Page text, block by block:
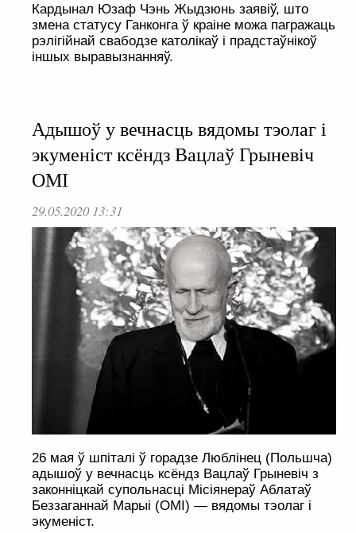
Кардынал Юзаф Чэнь Жыдзюнь заявіў, што
змена статусу Ганконга ў краіне можа пагражаць
рэлігійнай свабодзе католікаў і прадстаўнікоў
іншых выравызнанняў.
Адышоў у вечнасць вядомы тэолаг і
экуменіст ксёндз Вацлаў Грыневіч
ОМІ
29.05.2020 13:31
26 мая ў шпіталі ў горадзе Люблінец (Польшча)
адышоў у вечнасць ксёндз Вацлаў Грыневіч з
законніцкай супольнасці Місіянераў Аблатаў
Беззаганнай Марыі (OMI) — вядомы тэолаг і
экуменіст.